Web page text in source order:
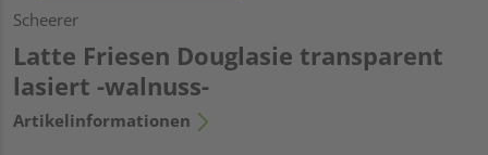
Scheerer
Latte Friesen Douglasie transparent
lasiert -walnuss-
Artikelinformationen